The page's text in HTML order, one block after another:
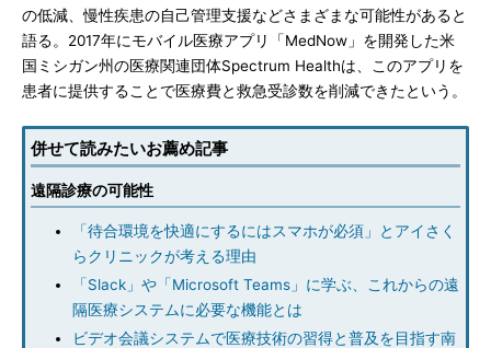
の低減、慢性疾患の自己管理支援などさまざまな可能性があると
語る。2017年にモバイル医療アプリ「MedNow」を開発した米
国ミシガン州の医療関連団体Spectrum Healthは、このアプリを
患者に提供することで医療費と救急受診数を削減できたという。
併せて読みたいお薦め記事
遠隔診療の可能性
「待合環境を快適にするにはスマホが必須」とアイさく
らクリニックが考える理由
「Slack」や「Microsoft Teams」に学ぶ、これからの遠
隔医療システムに必要な機能とは
ビデオ会議システムで医療技術の習得と普及を目指す南